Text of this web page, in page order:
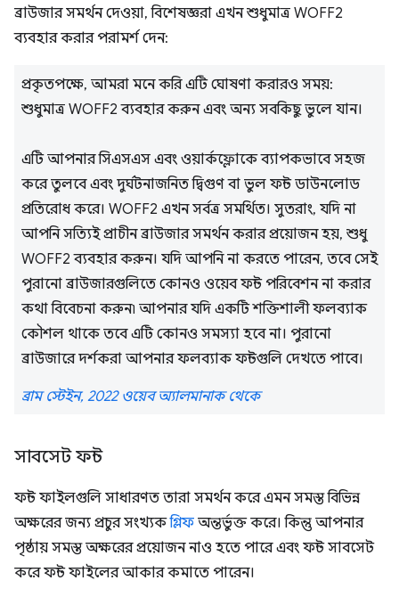
ব্রাউজার সমর্থন দেওয়া, বিশেষজ্ঞরা এখন শুধুমাত্র WOFF2
ব্যবহার করার পরামর্শ দেন:
প্রকৃতপক্ষে, আমরা মনে করি এটি ঘোষণা করারও সময়:
শুধুমাত্র WOFF2 ব্যবহার করুন এবং অন্য সবকিছু ভুলে যান।
এটি আপনার সিএসএস এবং ওয়ার্কফ্লোকে ব্যাপকভাবে সহজ
করে তুলবে এবং দুর্ঘটনাজনিত দ্বিগুণ বা ভুল ফন্ট ডাউনলোড
প্রতিরোধ করে। WOFF2 এখন সর্বত্র সমর্থিত। সুতরাং, যদি না
আপনি সত্যিই প্রাচীন ব্রাউজার সমর্থন করার প্রয়োজন হয়, শুধু
WOFF2 ব্যবহার করুন। যদি আপনি না করতে পারেন, তবে সেই
পুরানো ব্রাউজারগুলিতে কোনও ওয়েব ফন্ট পরিবেশন না করার
কথা বিবেচনা করুন৷ আপনার যদি একটি শক্তিশালী ফলব্যাক
কৌশল থাকে তবে এটি কোনও সমস্যা হবে না। পুরানো
ব্রাউজারে দর্শকরা আপনার ফলব্যাক ফন্টগুলি দেখতে পাবে।
ব্রাম স্টেইন, 2022 ওয়েব অ্যালমানাক থেকে
সাবসেট ফন্ট
ফন্ট ফাইলগুলি সাধারণত তারা সমর্থন করে এমন সমস্ত বিভিন্ন
অক্ষরের জন্য প্রচুর সংখ্যকগ্লিফ অন্তর্ভুক্ত করে। কিন্তু আপনার
পৃষ্ঠায় সমস্ত অক্ষরের প্রয়োজন নাও হতে পারে এবং ফন্ট সাবসেট
করে ফন্ট ফাইলের আকার কমাতে পারেন।